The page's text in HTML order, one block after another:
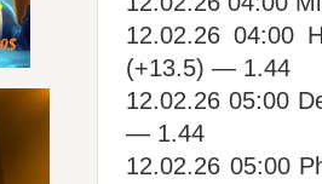
12.02.26 04:00
(+13.5) — 1.44
12.02.26 05:00
— 1.44
12.02.26 05:00